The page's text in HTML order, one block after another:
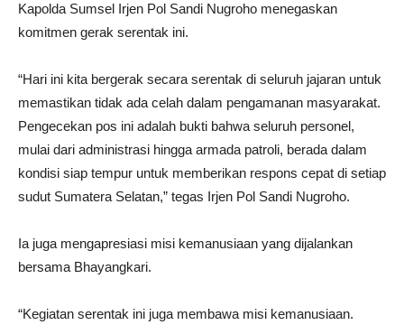
Kapolda Sumsel Irjen Pol Sandi Nugroho menegaskan
komitmen gerak serentak ini.
“Hari ini kita bergerak secara serentak di seluruh jajaran untuk
memastikan tidak ada celah dalam pengamanan masyarakat.
Pengecekan pos ini adalah bukti bahwa seluruh personel,
mulai dari administrasi hingga armada patroli, berada dalam
kondisi siap tempur untuk memberikan respons cepat di setiap
sudut Sumatera Selatan,” tegas Irjen Pol Sandi Nugroho.
Ia juga mengapresiasi misi kemanusiaan yang dijalankan
bersama Bhayangkari.
“Kegiatan serentak ini juga membawa misi kemanusiaan.